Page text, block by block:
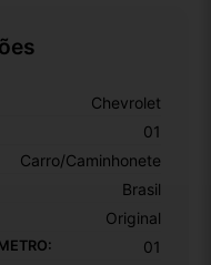
Chevrolet
01
Carro/Caminhonete
Brasil
Original
01